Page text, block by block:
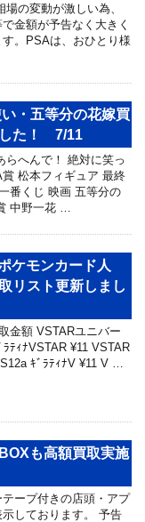
場の変動が激しい為、
金額が予告なく大きく
。PSAは、おひとり様
・五等分の花嫁買
した！ 7/11
らへんで！ 絶対に笑っ
松本フィギュア 最終
番くじ 映画 五等分の
中野一花 …
ケモンカード人
リスト更新しまし
金額 VSTARユニバー
ﾃｨﾅVSTAR ¥11 VSTAR
ｷﾞﾗﾃｨﾅV ¥11 V …
も高額買取実施
ープ付きの店頭・アプ
しております。 予告